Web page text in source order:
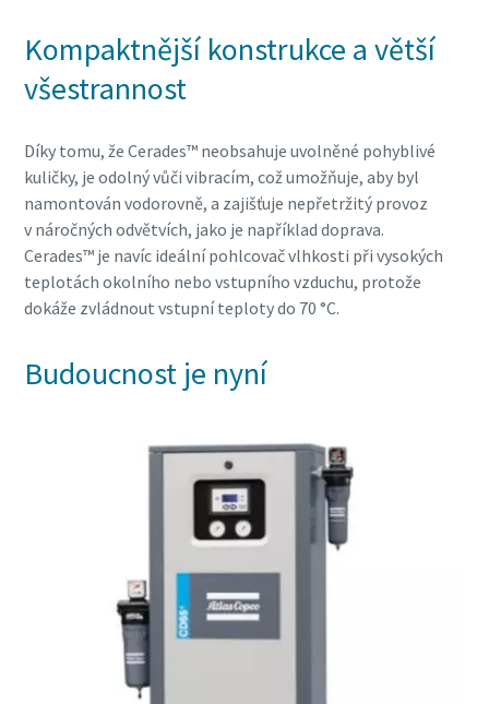
Kompaktnější konstrukce a větší
všestrannost
Díky tomu, že Cerades™ neobsahuje uvolněné pohyblivé
kuličky, je odolný vůči vibracím, což umožňuje, aby byl
namontován vodorovně, a zajišťuje nepřetržitý provoz
v náročných odvětvích, jako je například doprava.
Cerades™ je navíc ideální pohlcovač vlhkosti při vysokých
teplotách okolního nebo vstupního vzduchu, protože
dokáže zvládnout vstupní teploty do 70 °C.
Budoucnost je nyní